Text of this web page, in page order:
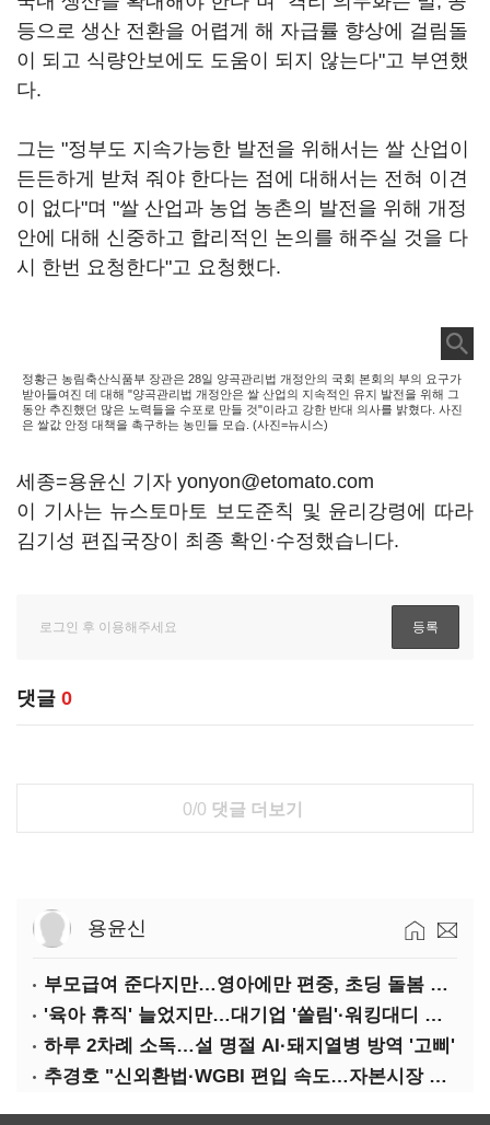
등으로 생산 전환을 어렵게 해 자급률 향상에 걸림돌
이 되고 식량안보에도 도움이 되지 않는다"고 부연했
다.
그는 "정부도 지속가능한 발전을 위해서는 쌀 산업이
든든하게 받쳐 줘야 한다는 점에 대해서는 전혀 이견
이 없다"며 "쌀 산업과 농업 농촌의 발전을 위해 개정
안에 대해 신중하고 합리적인 논의를 해주실 것을 다
시 한번 요청한다"고 요청했다.
정황근 농림축산식품부 장관은 28일 양곡관리법 개정안의 국회 본회의 부의 요구가
받아들여진 데 대해 "양곡관리법 개정안은 쌀 산업의 지속적인 유지 발전을 위해 그
동안 추진했던 많은 노력들을 수포로 만들 것"이라고 강한 반대 의사를 밝혔다. 사진
은 쌀값 안정 대책을 촉구하는 농민들 모습. (사진=뉴시스)
세종=용윤신 기자 yonyon@etomato.com
이 기사는 뉴스토마토 보도준칙 및 윤리강령에 따라
김기성 편집국장이 최종 확인·수정했습니다.
댓글 0
0/0 댓글 더보기
용윤신
부모급여 준다지만…영아에만 편중, 초딩 돌봄 절실
'육아 휴직' 늘었지만…대기업 '쏠림'·워킹대디 여전히 '저조'
하루 2차례 소독…설 명절 AI·돼지열병 방역 '고삐'
추경호 "신외환법·WGBI 편입 속도…자본시장 투자환경 개선"